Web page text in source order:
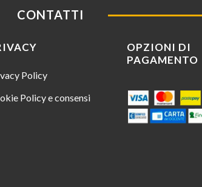
CONTATTI
Policy
Policy e consensi
OPZIONI DI
PAGAMENTO